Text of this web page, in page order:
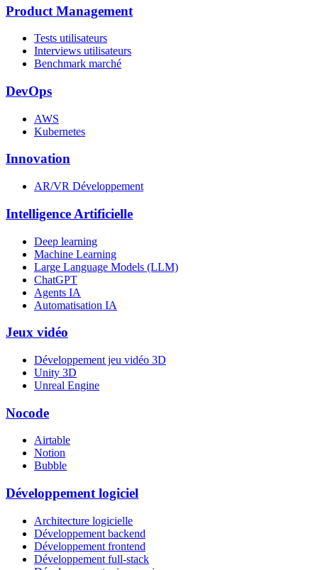
Product Management
Tests utilisateurs
Interviews utilisateurs
Benchmark marché
DevOps
AWS
Kubernetes
Innovation
AR/VR Développement
Intelligence Artificielle
Deep learning
Machine Learning
Large Language Models (LLM)
ChatGPT
Agents IA
Automatisation IA
Jeux vidéo
Développement jeu vidéo 3D
Unity 3D
Unreal Engine
Nocode
Airtable
Notion
Bubble
Développement logiciel
Architecture logicielle
Développement backend
Développement frontend
Développement full-stack